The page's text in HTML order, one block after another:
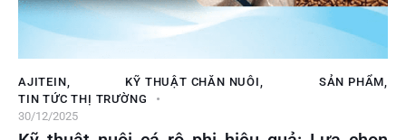
AJITEIN KỸ THUẬT CHĂN NUÔI SẢN PHẨM
TIN TỨC THỊ TRƯỜNG
30/12/2025